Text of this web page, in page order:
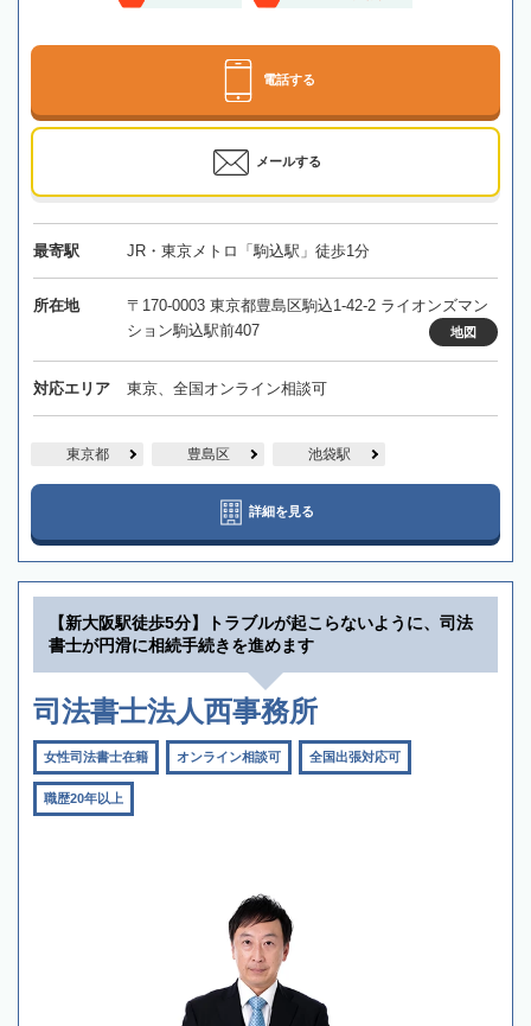
電話する
メールする
最寄駅 JR・東京メトロ「駒込駅」徒歩1分
所在地
〒170-0003 東京都豊島区駒込1-42-2 ライオンズマン
ション駒込駅前407
地図
対応エリア 東京、全国オンライン相談可
東京都 豊島区 池袋駅
詳細を見る
【新大阪駅徒歩5分】トラブルが起こらないように、司法
書士が円滑に相続手続きを進めます
司法書士法人西事務所
女性司法書士在籍 オンライン相談可 全国出張対応可
職歴20年以上